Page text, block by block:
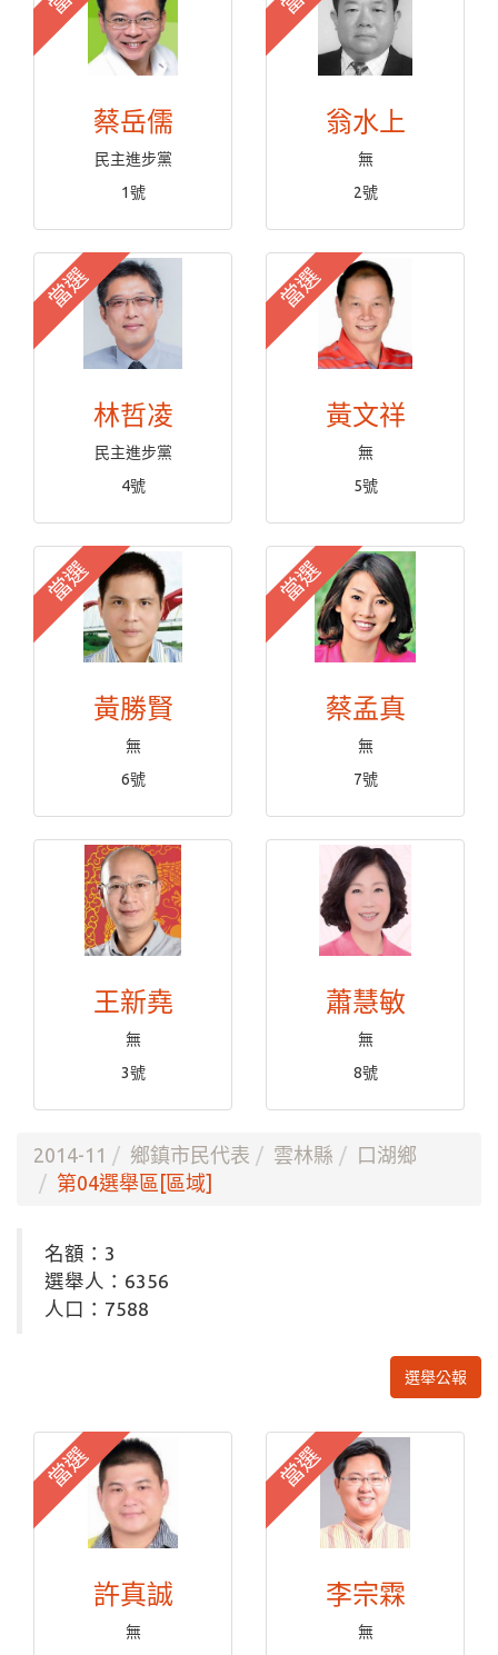
蔡岳儒
民主進步黨
1號
翁水上
無
2號
當選
林哲凌
民主進步黨
4號
當選
黃文祥
無
5號
當選
黃勝賢
無
6號
當選
蔡孟真
無
7號
王新堯
無
3號
蕭慧敏
無
8號
2014-11 鄉鎮市民代表 雲林縣
口湖鄉
第04選舉區[區域]
名額：3
選舉人：6356
人口：7588
選舉公報
當選
許真誠
無
當選
李宗霖
無